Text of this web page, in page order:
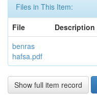
Files in This Item:
File
Description
benras
hafsa.pdf
Show full item record